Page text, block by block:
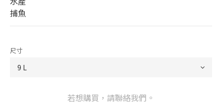
捕魚
尺寸
若想購買，請聯絡我們。